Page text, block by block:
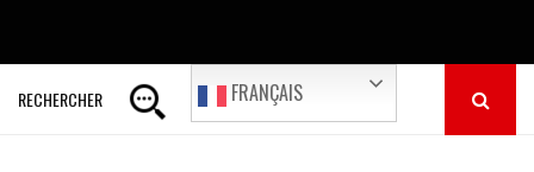
RECHERCHER FRANÇAIS